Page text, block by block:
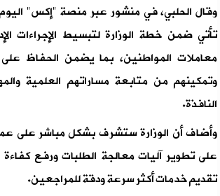
وقال الحلبي، في منشور عبر منصة "إكس" اليوم
تأتي ضمن خطة الوزارة لتبسيط الإجراءات
معاملات المواطنين، بما يضمن الحفاظ
وتمكينهم من متابعة مساراتهم العلمية
النافذة.
وأضاف أن الوزارة ستشرف بشكل مباشر على
على تطوير آليات معالجة الطلبات ورفع كفاءة
تقديم خدمات أكثر سرعة ودقة للمراجعين.